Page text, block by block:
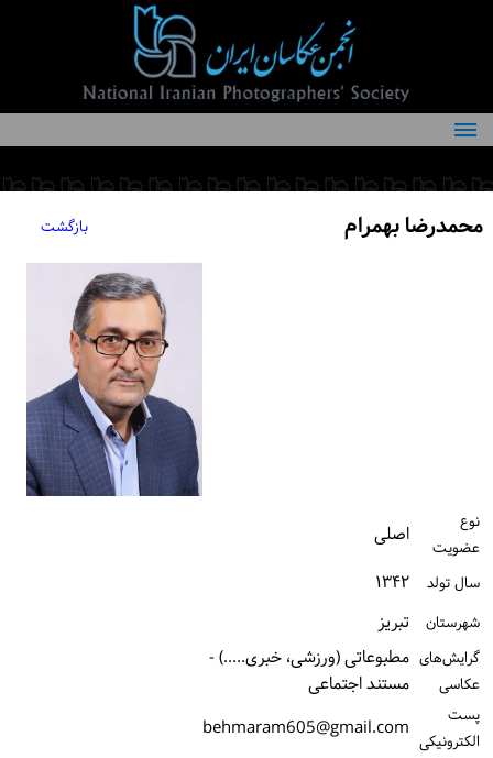
درباره انجمن
کمیته‌های انجمن
محمدرضا بهمرام بازگشت
نوع
عضویت
اصلی
سال تولد ۱۳۴۲
شهرستان تبریز
گرایش‌های
عکاسی
مطبوعاتی (ورزشی، خبری.....) -
مستند اجتماعی
پست
الكترونیكی behmaram605@gmail.com